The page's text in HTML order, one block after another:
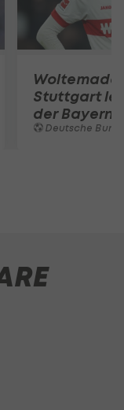
Stuttgart
der Bayern
Deutsche